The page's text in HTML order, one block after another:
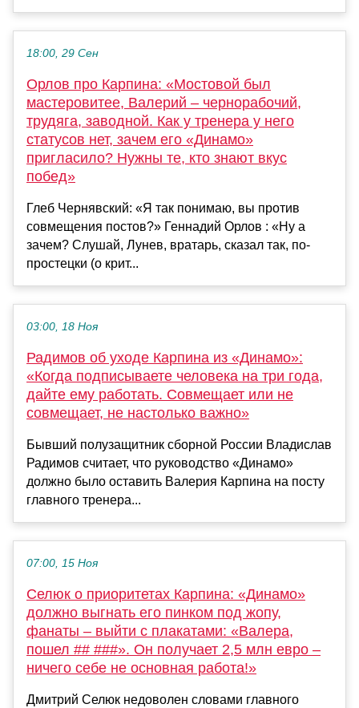
18:00, 29 Сен
Орлов про Карпина: «Мостовой был
мастеровитее, Валерий – чернорабочий,
трудяга, заводной. Как у тренера у него
статусов нет, зачем его «Динамо»
пригласило? Нужны те, кто знают вкус
побед»
Глеб Чернявский: «Я так понимаю, вы против
совмещения постов?» Геннадий Орлов : «Ну а
зачем? Слушай, Лунев, вратарь, сказал так, по-
простецки (о крит...
03:00, 18 Ноя
Радимов об уходе Карпина из «Динамо»:
«Когда подписываете человека на три года,
дайте ему работать. Совмещает или не
совмещает, не настолько важно»
Бывший полузащитник сборной России Владислав
Радимов считает, что руководство «Динамо»
должно было оставить Валерия Карпина на посту
главного тренера...
07:00, 15 Ноя
Селюк о приоритетах Карпина: «Динамо»
должно выгнать его пинком под жопу,
фанаты – выйти с плакатами: «Валера,
пошел ## ###». Он получает 2,5 млн евро –
ничего себе не основная работа!»
Дмитрий Селюк недоволен словами главного